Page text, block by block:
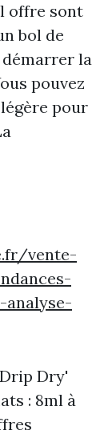
offre sont
bol de
la
pouvez
pour
vente-
Dry'
: 8ml à